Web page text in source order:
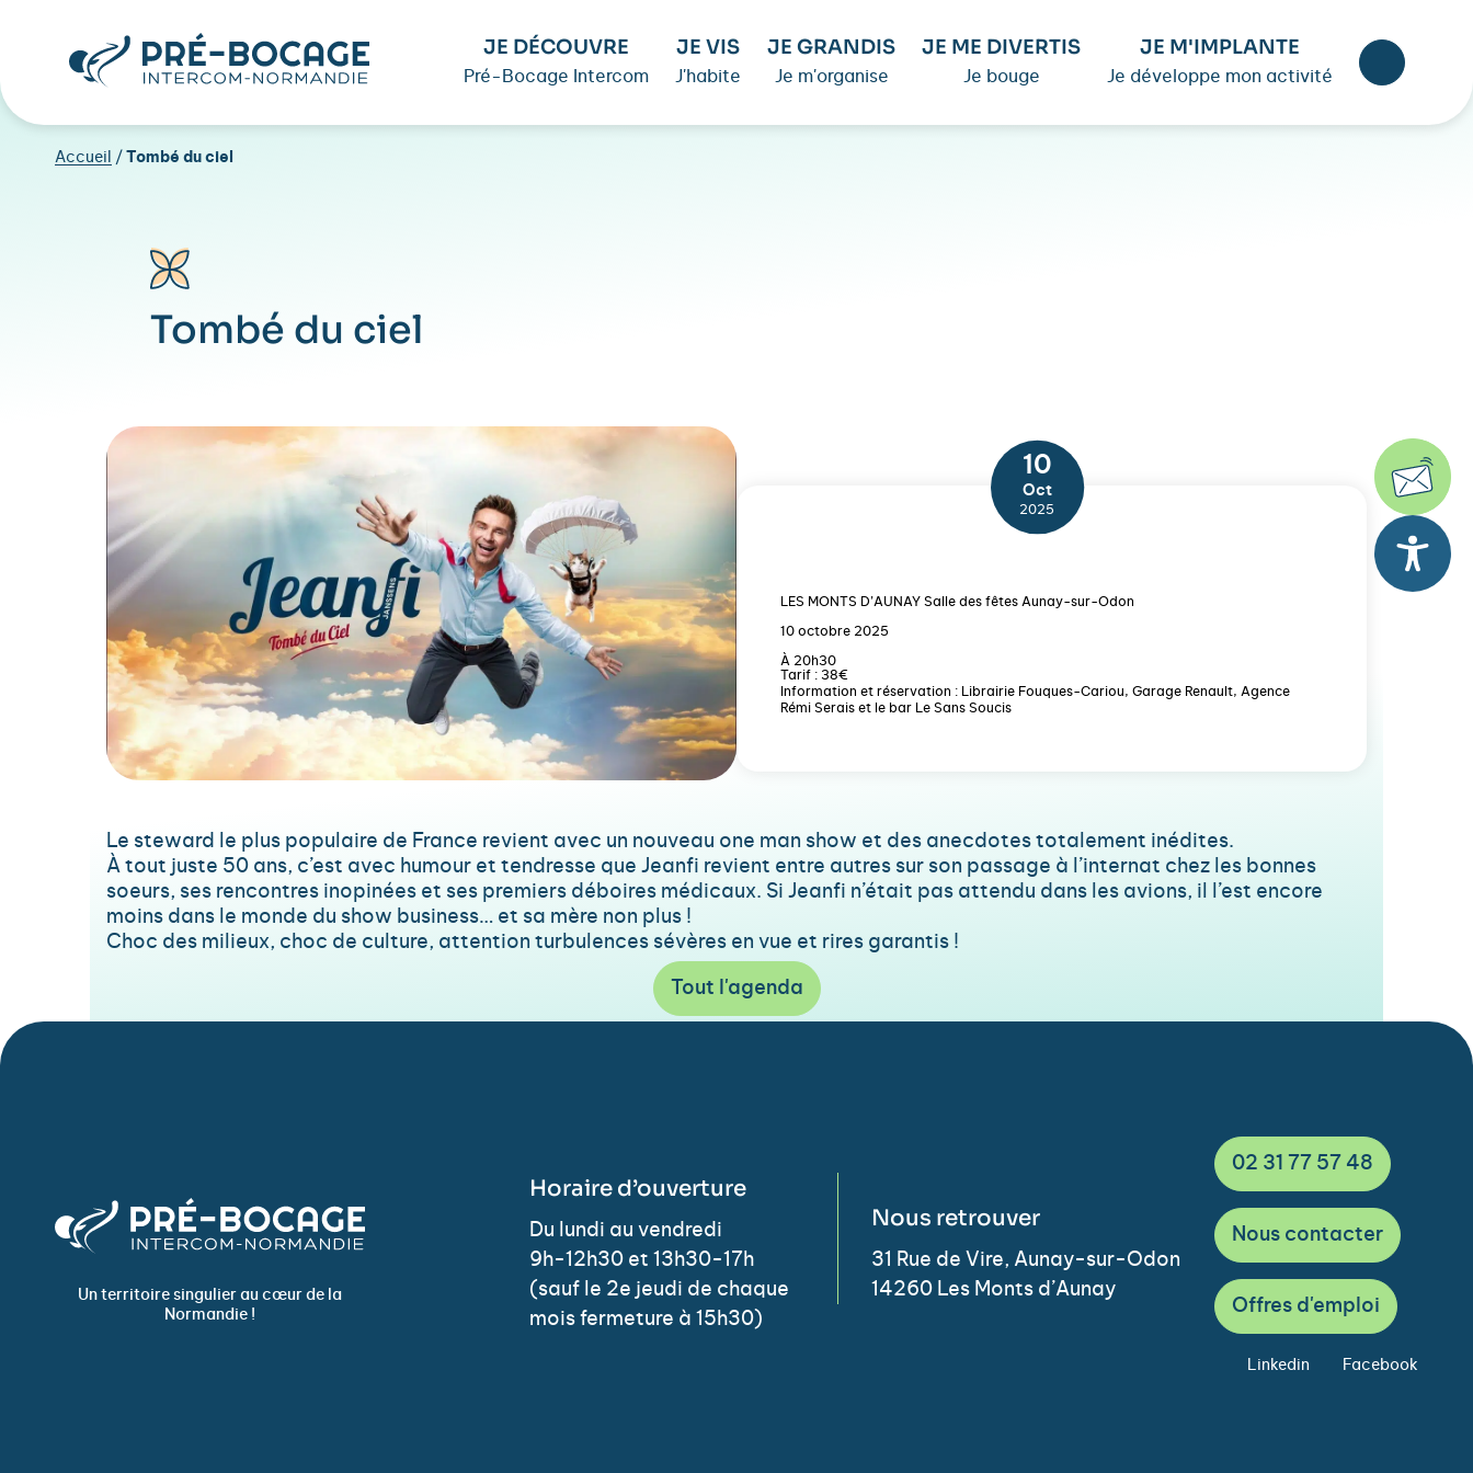
JE DÉCOUVRE
Pré-Bocage Intercom
JE VIS
J'habite
JE GRANDIS
Je m'organise
JE ME DIVERTIS
Je bouge
JE M'IMPLANTE
Je développe mon activité
Accueil / Tombé du ciel
Tombé du ciel
10
Oct
2025
LES MONTS D’AUNAY Salle des fêtes Aunay-sur-Odon
10 octobre 2025
À 20h30
Tarif : 38€
Information et réservation : Librairie Fouques-Cariou, Garage Renault, Agence
Rémi Serais et le bar Le Sans Soucis
Le steward le plus populaire de France revient avec un nouveau one man show et des anecdotes totalement inédites.
À tout juste 50 ans, c’est avec humour et tendresse que Jeanfi revient entre autres sur son passage à l’internat chez les bonnes
soeurs, ses rencontres inopinées et ses premiers déboires médicaux. Si Jeanfi n’était pas attendu dans les avions, il l’est encore
moins dans le monde du show business… et sa mère non plus !
Choc des milieux, choc de culture, attention turbulences sévères en vue et rires garantis !
Tout l'agenda
Un territoire singulier au cœur de la
Normandie !
Horaire d’ouverture
Du lundi au vendredi
9h-12h30 et 13h30-17h
(sauf le 2e jeudi de chaque
mois fermeture à 15h30)
Nous retrouver
31 Rue de Vire, Aunay-sur-Odon
14260 Les Monts d’Aunay
02 31 77 57 48
Nous contacter
Offres d'emploi
Linkedin Facebook